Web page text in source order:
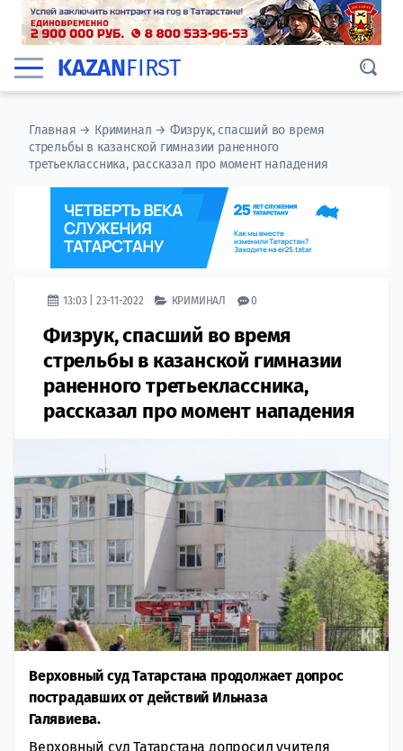
KAZANFIRST
Главная → Криминал → Физрук, спасший во время
стрельбы в казанской гимназии раненного
третьеклассника, рассказал про момент нападения
13:03 | 23-11-2022 КРИМИНАЛ 0
Физрук, спасший во время
стрельбы в казанской гимназии
раненного третьеклассника,
рассказал про момент нападения
Верховный суд Татарстана продолжает допрос
пострадавших от действий Ильназа
Галявиева.
Верховный суд Татарстана допросил учителя